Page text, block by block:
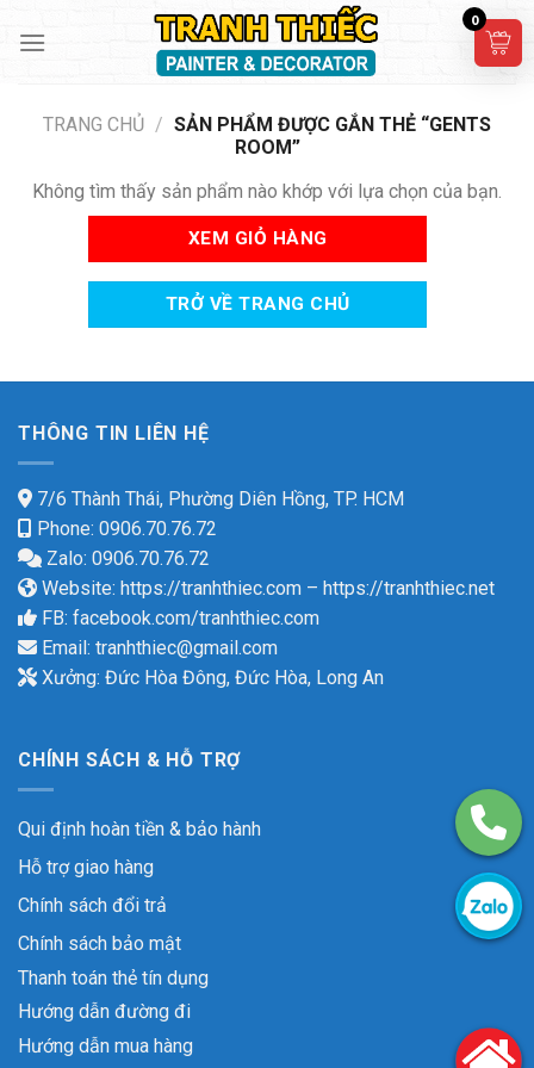
TRANG CHỦ / SẢN PHẨM ĐƯỢC GẮN THẺ “GENTS
ROOM”
Không tìm thấy sản phẩm nào khớp với lựa chọn của bạn.
XEM GIỎ HÀNG
TRỞ VỀ TRANG CHỦ
THÔNG TIN LIÊN HỆ
7/6 Thành Thái, Phường Diên Hồng, TP. HCM
Phone: 0906.70.76.72
Zalo: 0906.70.76.72
Website: https://tranhthiec.com – https://tranhthiec.net
FB: facebook.com/tranhthiec.com
Email: tranhthiec@gmail.com
Xưởng: Đức Hòa Đông, Đức Hòa, Long An
CHÍNH SÁCH & HỖ TRỢ
Qui định hoàn tiền & bảo hành
Hỗ trợ giao hàng
Chính sách đổi trả
Chính sách bảo mật
Thanh toán thẻ tín dụng
Hướng dẫn đường đi
Hướng dẫn mua hàng
0